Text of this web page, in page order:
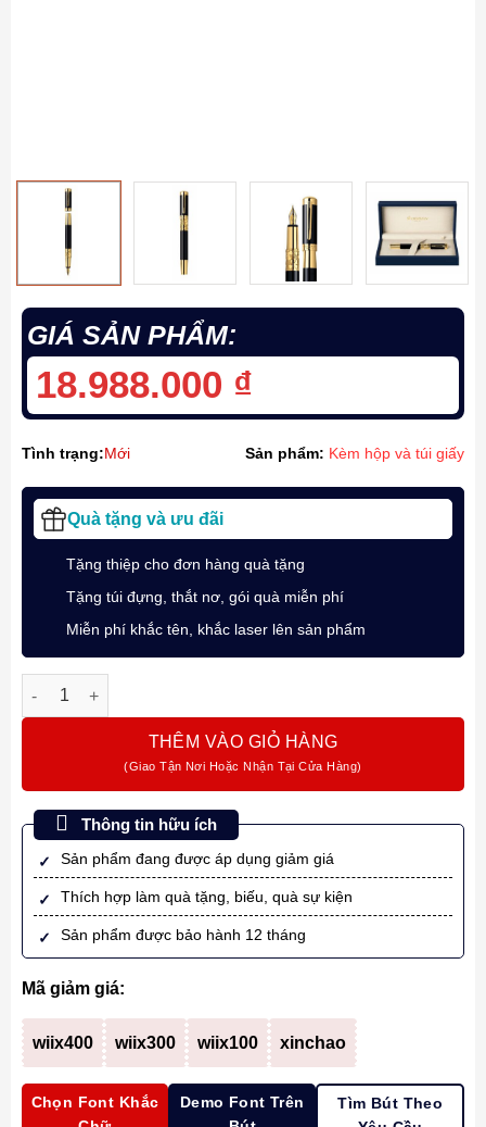
GIÁ SẢN PHẨM:
18.988.000 ₫
Tình trạng:Mới Sản phẩm: Kèm hộp và túi giấy
Quà tặng và ưu đãi
Tặng thiệp cho đơn hàng quà tặng
Tặng túi đựng, thắt nơ, gói quà miễn phí
Miễn phí khắc tên, khắc laser lên sản phẩm
Bút Máy Ký Tên Waterman Elegance Black S0898630 Cài
THÊM VÀO GIỎ HÀNG
Thông tin hữu ích
Sản phẩm đang được áp dụng giảm giá
Thích hợp làm quà tặng, biếu, quà sự kiện
Sản phẩm được bảo hành 12 tháng
Mã giảm giá:
wiix400 wiix300 wiix100 xinchao
Chọn Font Khắc
Demo Font Trên
Tìm Bút Theo